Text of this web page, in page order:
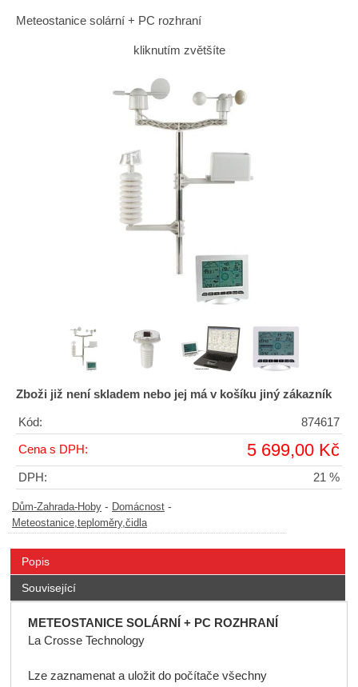
Meteostanice solární + PC rozhraní
kliknutím zvětšíte
Zboži již není skladem nebo jej má v košíku jiný zákazník
Kód: 874617
Cena s DPH: 5 699,00 Kč
DPH: 21 %
Dům-Zahrada-Hoby - Domácnost -
Meteostanice,teploměry,čidla
Popis
Související
METEOSTANICE SOLÁRNÍ + PC ROZHRANÍ
La Crosse Technology
Lze zaznamenat a uložit do počítače všechny